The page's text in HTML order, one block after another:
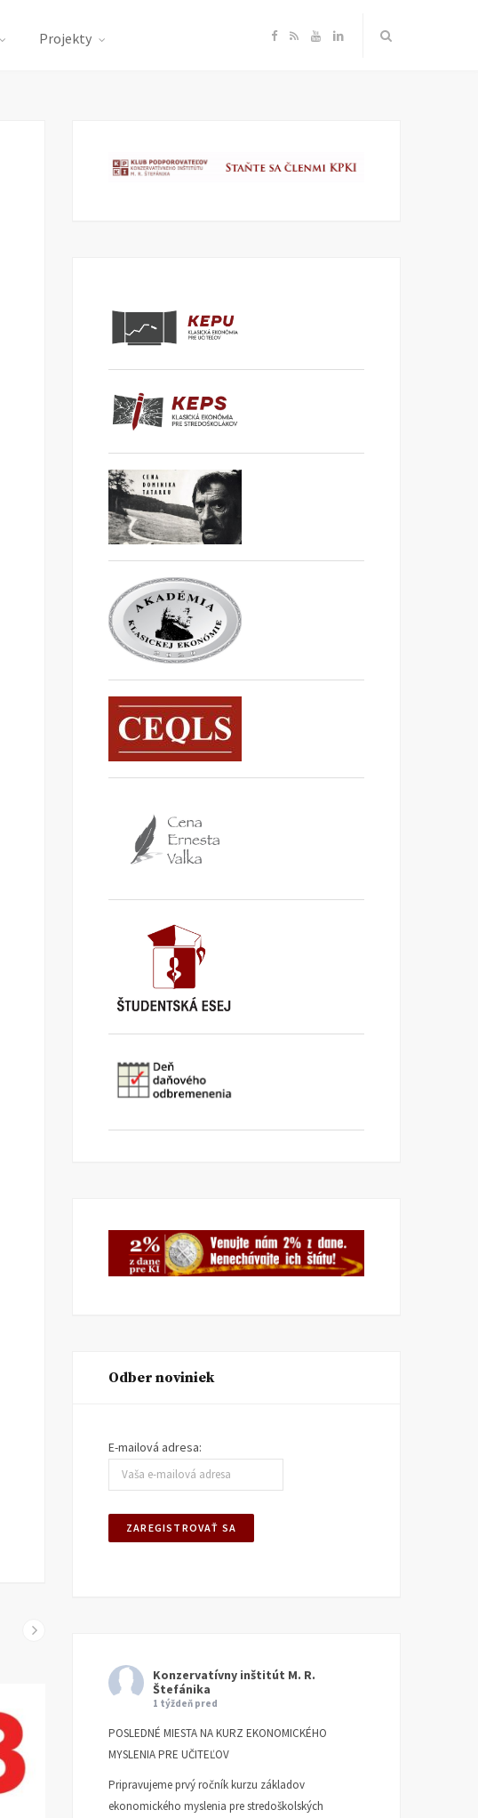
Projekty F
e
R Y
T
L
k
Odber noviniek
E-mailová adresa:
Konzervatívny inštitút M. R.
Štefánika
1 týždeň pred
POSLEDNÉ MIESTA NA KURZ EKONOMICKÉHO
MYSLENIA PRE UČITEĽOV
Pripravujeme prvý ročník kurzu základov
ekonomického myslenia pre stredoškolských